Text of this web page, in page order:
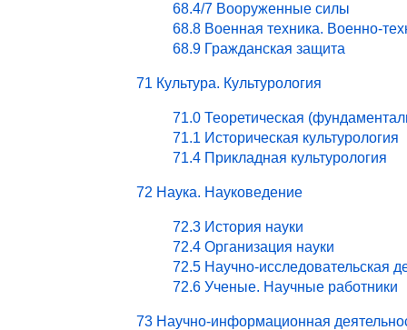
68.4/7 Вооруженные силы
68.8 Военная техника. Военно-
68.9 Гражданская защита
71 Культура. Культурология
71.0 Теоретическая
71.1 Историческая культурология
71.4 Прикладная культурология
72 Наука. Науковедение
72.3 История науки
72.4 Организация науки
72.5 Научно-исследовательская
72.6 Ученые. Научные работники
73 Научно-информационная